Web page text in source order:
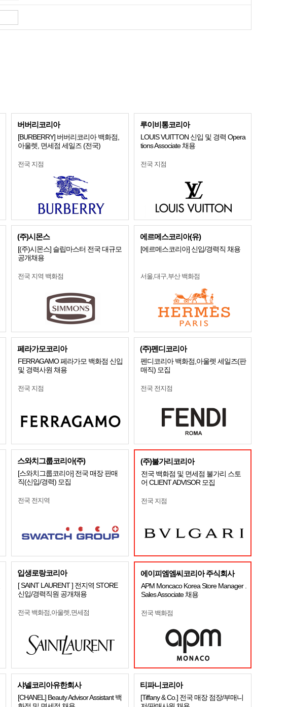
버버리코리아
[BURBERRY] 버버리코리아 백화점,
아울렛, 면세점 세일즈 (전국)
전국 지점
루이비통코리아
LOUIS VUITTON 신입 및 경력 Opera
tions Associate 채용
전국 지점
(주)시몬스
[(주)시몬스] 슬립마스터 전국 대규모
공개채용
전국 지역 백화점
에르메스코리아(유)
[에르메스코리아] 신입/경력직 채용
서울,대구,부산 백화점
페라가모코리아
FERRAGAMO 페라가모 백화점 신입
및 경력사원 채용
전국 지점
(주)펜디코리아
펜디코리아 백화점,아울렛 세일즈(판
매직) 모집
전국 전지점
스와치그룹코리아(주)
[스와치그룹코리아] 전국 매장 판매
직(신입/경력) 모집
전국 전지역
(주)불가리코리아
전국 백화점 및 면세점 불가리 스토
어 CLIENT ADVISOR 모집
전국 지점
입생로랑코리아
[ SAINT LAURENT ] 전지역 STORE
신입/경력직원 공개채용
전국 백화점,아울렛,면세점
에이피엠엠씨코리아 주식회사
APM Moncaco Korea Store Manager .
Sales Associate 채용
전국 백화점
샤넬코리아유한회사
[CHANEL] Beauty Advisor Assistant 백
티파니코리아
[Tiffany & Co.] 전국 매장 점장/부매니